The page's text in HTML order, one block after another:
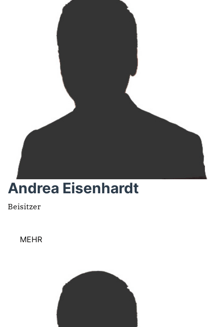
Andrea Eisenhardt
Beisitzer
MEHR